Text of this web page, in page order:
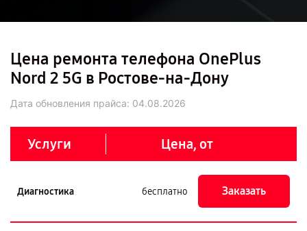
Цена ремонта телефона OnePlus
Nord 2 5G в Ростове-на-Дону
Дата обновления прайса: 04.08.2026
Услуги Цена, от
Диагностика бесплатно Заказать